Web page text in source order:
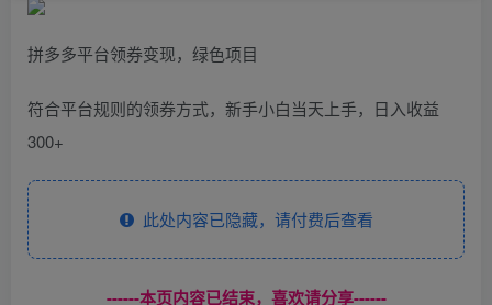
拼多多平台领券变现，绿色项目
符合平台规则的领券方式，新手小白当天上手，日入收益
300+
此处内容已隐藏，请付费后查看
------本页内容已结束，喜欢请分享------